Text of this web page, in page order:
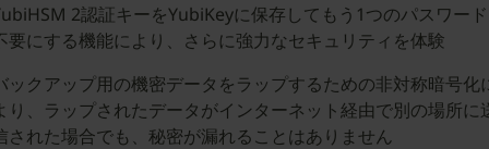
2認証キーをYubiKeyに保存してもう1つのパスワー
要にする機能により、さらに強力なセキュリティを体験
ックアップ用の機密データをラップするための非対称暗号化
り、ラップされたデータがインターネット経由で別の場所に
された場合でも、秘密が漏れることはありません